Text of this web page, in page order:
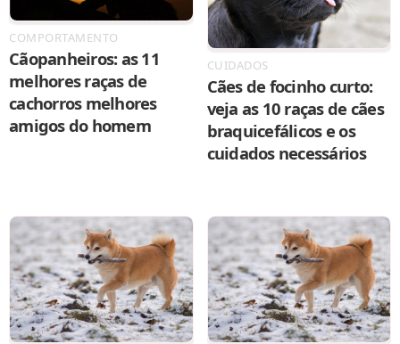
COMPORTAMENTO
Cãopanheiros: as 11
melhores raças de
cachorros melhores
amigos do homem
CUIDADOS
Cães de focinho curto:
veja as 10 raças de cães
braquicefálicos e os
cuidados necessários